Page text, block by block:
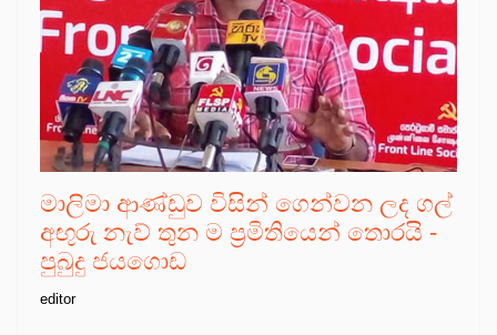
මාලිමා ආණ්ඩුව විසින් ගෙන්වන ලද ගල්
අඟුරු නැව් තුන ම ප්‍රමිතියෙන් තොරයි -
පුබුදු ජයගොඩ
editor